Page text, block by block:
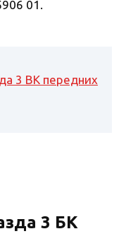
01.
3 BK передних
3 БК